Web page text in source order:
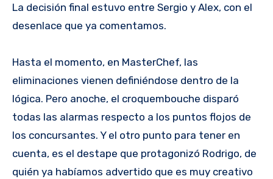
La decisión final estuvo entre Sergio y Alex, con el
desenlace que ya comentamos.
Hasta el momento, en MasterChef, las
eliminaciones vienen definiéndose dentro de la
lógica. Pero anoche, el croquembouche disparó
todas las alarmas respecto a los puntos flojos de
los concursantes. Y el otro punto para tener en
cuenta, es el destape que protagonizó Rodrigo, de
quién ya habíamos advertido que es muy creativo